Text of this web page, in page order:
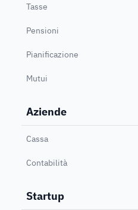
Tasse
Pensioni
Pianificazione
Mutui
Aziende
Cassa
Contabilità
Startup